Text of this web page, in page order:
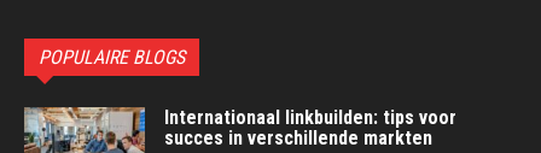
POPULAIRE BLOGS
Internationaal linkbuilden: tips voor
succes in verschillende markten